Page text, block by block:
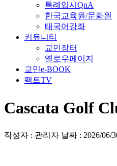
특례입시QnA
한국교육원/문화원
태국어강좌
커뮤니티
교민장터
옐로우페이지
교민e-BOOK
팩트TV
Cascata Golf
작성자 : 관리자 날짜 : 2026/06/